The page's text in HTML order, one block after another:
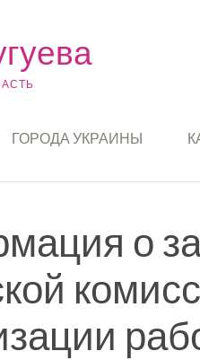
ГОРОДА УКРАИНЫ
о